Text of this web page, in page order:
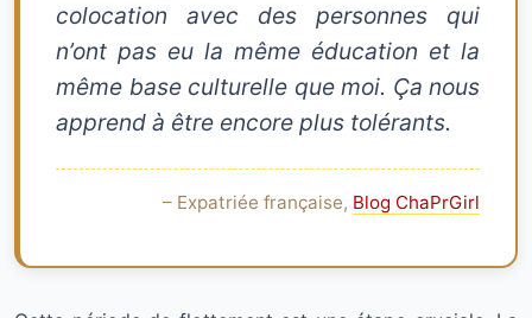
colocation avec des personnes qui
n’ont pas eu la même éducation et la
même base culturelle que moi. Ça nous
apprend à être encore plus tolérants.
– Expatriée française, Blog ChaPrGirl